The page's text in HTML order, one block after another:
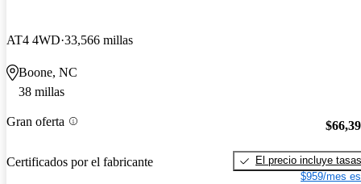
AT4 4WD 33,566 millas
Boone, NC
38 millas
Gran oferta
Certificados por el fabricante
El precio incluye tasas
$959/mes